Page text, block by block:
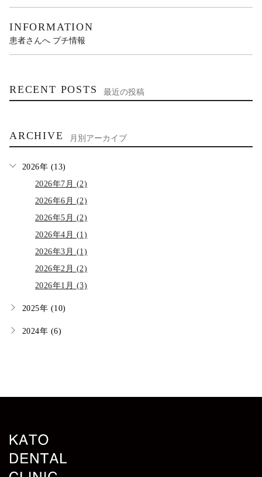
INFORMATION
患者さんへ プチ情報
RECENT POSTS 最近の投稿
ARCHIVE 月別アーカイブ
2026年 (13)
2026年7月 (2)
2026年6月 (2)
2026年5月 (2)
2026年4月 (1)
2026年3月 (1)
2026年2月 (2)
2026年1月 (3)
2025年 (10)
2024年 (6)